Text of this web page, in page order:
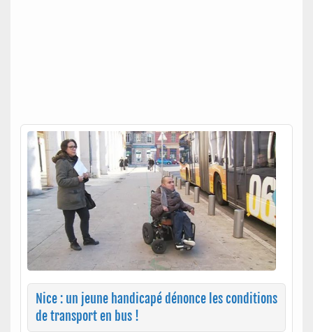
Nice : un jeune handicapé dénonce les conditions
de transport en bus !